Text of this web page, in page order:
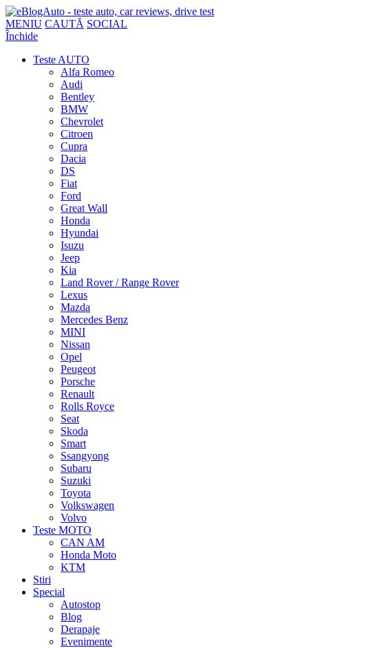
MENIU CAUTĂ SOCIAL
Închide
Teste AUTO
Alfa Romeo
Audi
Bentley
BMW
Chevrolet
Citroen
Cupra
Dacia
DS
Fiat
Ford
Great Wall
Honda
Hyundai
Isuzu
Jeep
Kia
Land Rover / Range Rover
Lexus
Mazda
Mercedes Benz
MINI
Nissan
Opel
Peugeot
Porsche
Renault
Rolls Royce
Seat
Skoda
Smart
Ssangyong
Subaru
Suzuki
Toyota
Volkswagen
Volvo
Teste MOTO
CAN AM
Honda Moto
KTM
Stiri
Special
Autostop
Blog
Derapaje
Evenimente